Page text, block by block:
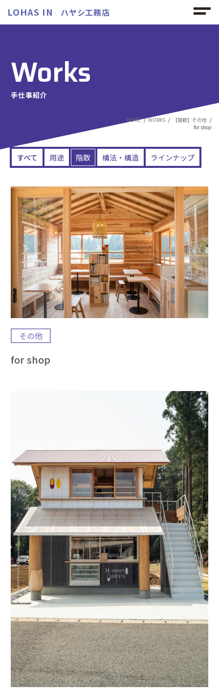
LOHAS IN ハヤシ工務店
Works
手仕事紹介
すべて 用途 階数 構法・構造 ラインナップ
HOME WORKS
【階数】その他
for shop
その他
for shop